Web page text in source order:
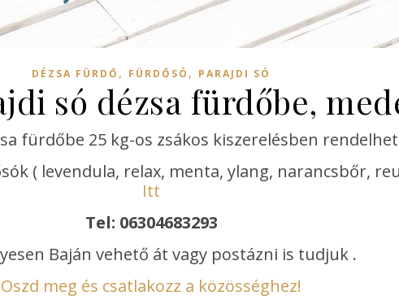
DÉZSA FÜRDŐ , FÜRDŐSÓ , PARAJDI SÓ
só dézsa fürdőbe,
fürdőbe 25 kg-os zsákos kiszerelésben
( levendula, relax, menta, ylang, narancsbőr,
Itt
Tel: 06304683293
Baján vehető át vagy postázni is tudjuk .
Oszd meg és csatlakozz a közösséghez!